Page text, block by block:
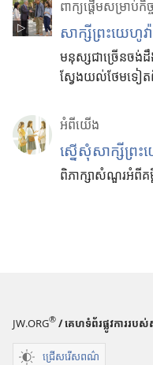
ពាក្យ​ផ្ដើម​សម្រាប់​កិ
សាក្សី​ព្រះ​យេហូវ៉
មនុស្ស​ជា​ច្រើន​ចង់​
ស្វែង​យល់​ថែម​ទៀត​ពី​
អំពី​យើង
ស្នើសុំសាក្សីព្រ
ពិភាក្សាសំណួរអំពីគ
JW.ORG® / គេហទំព័រផ្លូវការរបស់
ជ្រើសរើសពណ៌